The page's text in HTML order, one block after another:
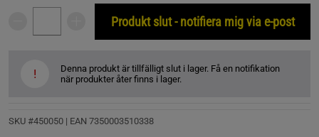
Produkt slut - notifiera mig via e-post
!
Denna produkt är tillfälligt slut i lager. Få en notifikation
när produkter åter finns i lager.
SKU #450050 | EAN 7350003510338